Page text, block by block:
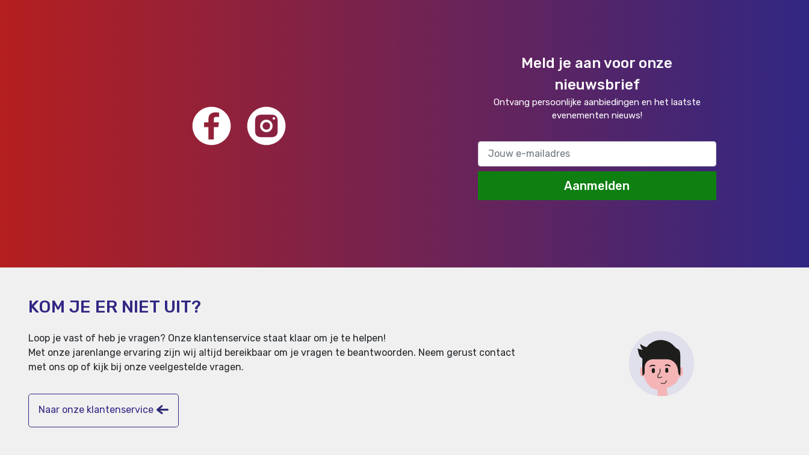
Meld je aan voor onze
nieuwsbrief
Ontvang persoonlijke aanbiedingen en het laatste
evenementen nieuws!
Aanmelden
KOM JE ER NIET UIT?
Loop je vast of heb je vragen? Onze klantenservice staat klaar om je te helpen!
Met onze jarenlange ervaring zijn wij altijd bereikbaar om je vragen te beantwoorden. Neem gerust contact
met ons op of kijk bij onze veelgestelde vragen.
Naar onze klantenservice